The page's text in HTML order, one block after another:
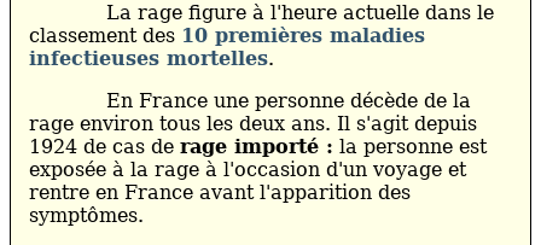
La rage figure à l'heure actuelle dans le
classement des 10 premières maladies
infectieuses mortelles.
En France une personne décède de la
rage environ tous les deux ans. Il s'agit depuis
1924 de cas de rage importé : la personne est
exposée à la rage à l'occasion d'un voyage et
rentre en France avant l'apparition des
symptômes.